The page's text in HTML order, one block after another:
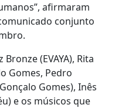
afirmaram
conjunto
(EVAYA), Rita
Gomes, Pedro
Gomes), Inês
e os músicos que